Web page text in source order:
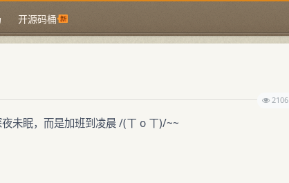
开源码桶
2106
未眠，而是加班到凌晨 /(ㄒ o ㄒ)/~~